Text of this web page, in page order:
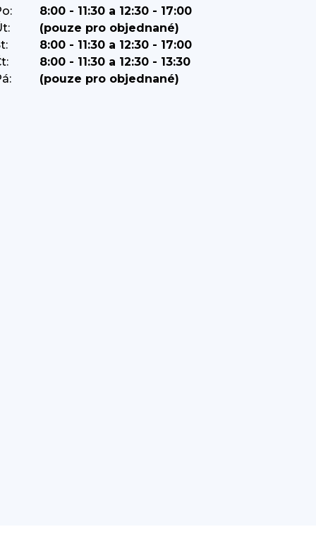
8:00 - 11:30 a 12:30 - 17:00
(pouze pro objednané)
8:00 - 11:30 a 12:30 - 17:00
8:00 - 11:30 a 12:30 - 13:30
(pouze pro objednané)